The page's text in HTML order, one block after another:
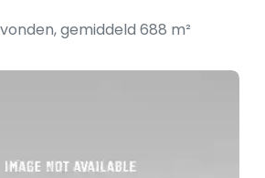
gemiddeld 688 m²